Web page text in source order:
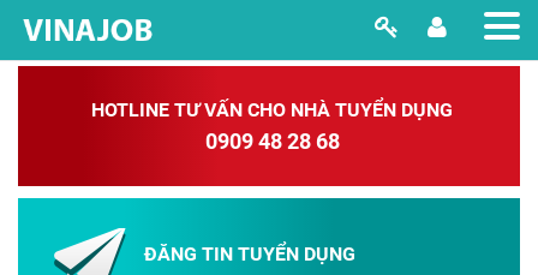
HOTLINE TƯ VẤN CHO NHÀ TUYỂN DỤNG
0909 48 28 68
ĐĂNG TIN TUYỂN DỤNG